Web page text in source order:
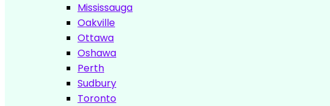
Mississauga
Oakville
Ottawa
Oshawa
Perth
Sudbury
Toronto